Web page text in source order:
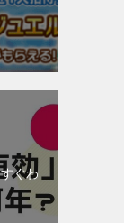
ぐわ